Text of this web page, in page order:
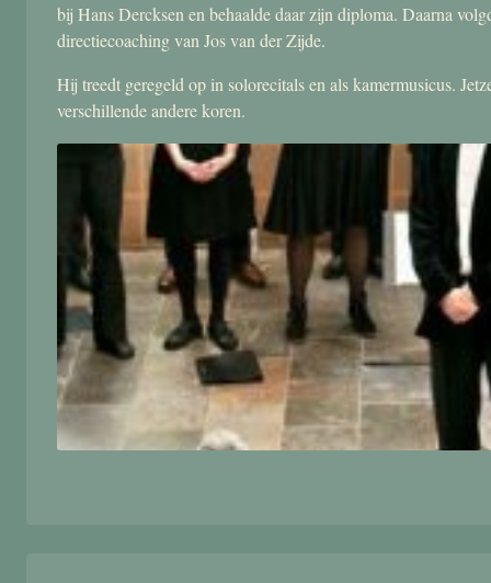
bij Hans Dercksen en behaalde daar zijn diploma. Daarna
directiecoaching van Jos van der Zijde.
Hij treedt geregeld op in solorecitals en als kamermusicus.
verschillende andere koren.